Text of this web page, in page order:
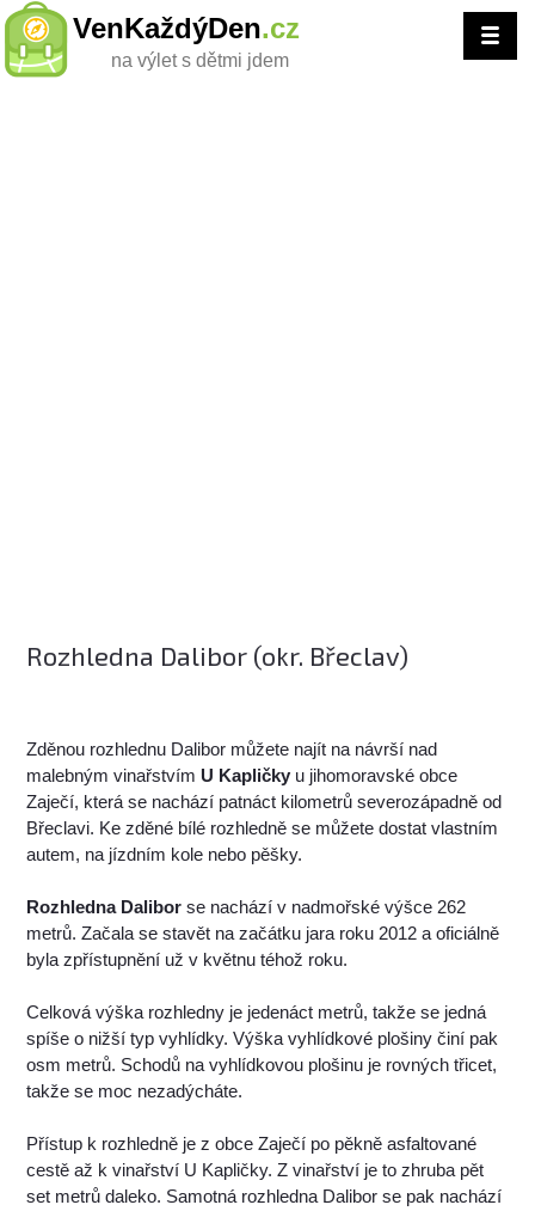
VenKaždýDen.cz
na výlet s dětmi jdem
Rozhledna Dalibor (okr. Břeclav)
Zděnou rozhlednu Dalibor můžete najít na návrší nad
malebným vinařstvím U Kapličky u jihomoravské obce
Zaječí, která se nachází patnáct kilometrů severozápadně od
Břeclavi. Ke zděné bílé rozhledně se můžete dostat vlastním
autem, na jízdním kole nebo pěšky.
Rozhledna Dalibor se nachází v nadmořské výšce 262
metrů. Začala se stavět na začátku jara roku 2012 a oficiálně
byla zpřístupnění už v květnu téhož roku.
Celková výška rozhledny je jedenáct metrů, takže se jedná
spíše o nižší typ vyhlídky. Výška vyhlídkové plošiny činí pak
osm metrů. Schodů na vyhlídkovou plošinu je rovných třicet,
takže se moc nezadýcháte.
Přístup k rozhledně je z obce Zaječí po pěkně asfaltované
cestě až k vinařství U Kapličky. Z vinařství je to zhruba pět
set metrů daleko. Samotná rozhledna Dalibor se pak nachází